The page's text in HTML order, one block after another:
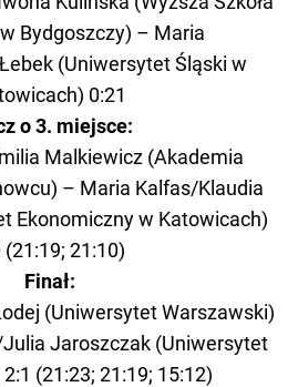
Bydgoszczy) – Maria
(Uniwersytet Śląski w
0:21
o 3. miejsce:
Malkiewicz (Akademia
– Maria Kalfas/Klaudia
Ekonomiczny w Katowicach)
(21:19; 21:10)
Finał:
(Uniwersytet Warszawski)
Julia Jaroszczak (Uniwersytet
(21:23; 21:19; 15:12)